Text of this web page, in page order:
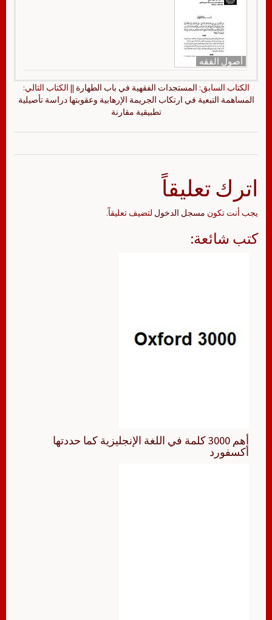
أصول الفقه
الكتاب السابق: المستجدات الفقهية في باب الطهارة || الكتاب التالي:
المساهمة التبعية في ارتكاب الجريمة الإرهابية وعقوبتها دراسة تأصيلية
تطبيقية مقارنة
اترك تعليقاً
يجب أنت تكون مسجل الدخول لتضيف تعليقاً.
كتب شائعة:
أهم 3000 كلمة في اللغة الإنجليزية كما حددتها
أكسفورد